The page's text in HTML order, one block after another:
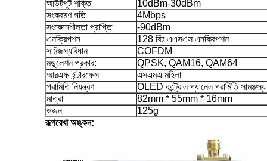
আউটপুট শক্তি
10dBm-30dBm
সংক্রমণ গতি
4Mbps
সংবেদনশীলতা প্রাপ্তি
-90dBm
এনক্রিপশন
128 বিট এএসএস এনক্রিপশন
সামঁজস্যবিধান
COFDM
মডুলেশন প্রকার:
QPSK, QAM16, QAM64
আরএফ ইন্টারফেস
এসএমএ মহিলা
পরামিতি নিয়ন্ত্রণ
OLED কন্ট্রোল প্যানেল পরামিতি
মাত্রা
82mm * 55mm * 16mm
ওজন
125g
রূপরেখা অঙ্কন: